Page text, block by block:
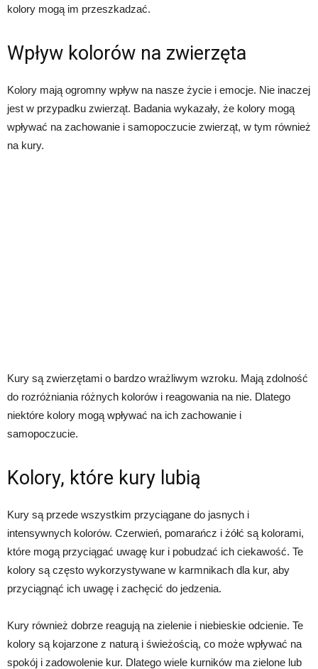
kolory mogą im przeszkadzać.
Wpływ kolorów na zwierzęta
Kolory mają ogromny wpływ na nasze życie i emocje. Nie inaczej
jest w przypadku zwierząt. Badania wykazały, że kolory mogą
wpływać na zachowanie i samopoczucie zwierząt, w tym również
na kury.
Kury są zwierzętami o bardzo wrażliwym wzroku. Mają zdolność
do rozróżniania różnych kolorów i reagowania na nie. Dlatego
niektóre kolory mogą wpływać na ich zachowanie i
samopoczucie.
Kolory, które kury lubią
Kury są przede wszystkim przyciągane do jasnych i
intensywnych kolorów. Czerwień, pomarańcz i żółć są kolorami,
które mogą przyciągać uwagę kur i pobudzać ich ciekawość. Te
kolory są często wykorzystywane w karmnikach dla kur, aby
przyciągnąć ich uwagę i zachęcić do jedzenia.
Kury również dobrze reagują na zielenie i niebieskie odcienie. Te
kolory są kojarzone z naturą i świeżością, co może wpływać na
spokój i zadowolenie kur. Dlatego wiele kurników ma zielone lub